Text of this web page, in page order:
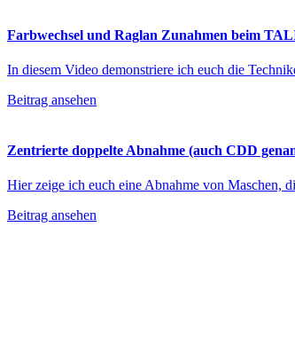
Farbwechsel und Raglan Zunahmen beim
In diesem Video demonstriere ich euch die
Beitrag ansehen
Zentrierte doppelte Abnahme (auch CDD
Hier zeige ich euch eine Abnahme von Maschen,
Beitrag ansehen